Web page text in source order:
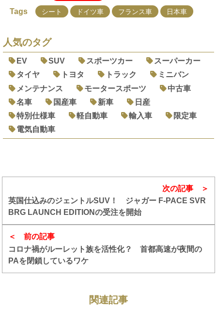
Tags シート ドイツ車 フランス車 日本車
人気のタグ
EV SUV スポーツカー
スーパーカー
タイヤ
トヨタ トラック
ミニバン
メンテナンス
モータースポーツ
中古車
名車
国産車 新車
日産
特別仕様車
軽自動車 輸入車
限定車
電気自動車
前の記事
コロナ禍がルーレット族を活性化？ 首都高速が夜間の
PAを閉鎖しているワケ
次の記事
英国仕込みのジェントルSUV！ ジャガー F-PACE SVR
BRG LAUNCH EDITIONの受注を開始
関連記事